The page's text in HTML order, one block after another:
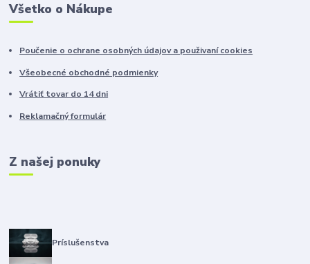
Všetko o Nákupe
Poučenie o ochrane osobných údajov a použivaní cookies
Všeobecné obchodné podmienky
Vrátiť tovar do 14 dni
Reklamačný formulár
Z našej ponuky
Príslušenstva